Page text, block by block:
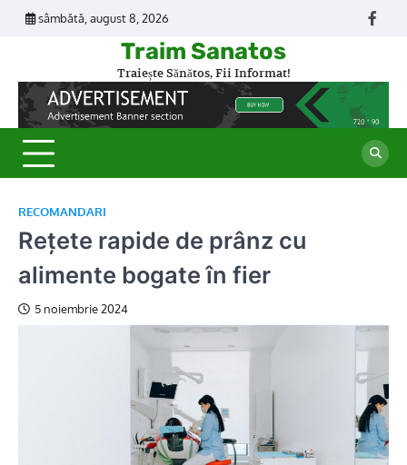
Skip
sâmbătă, august 8, 2026
Traim Sanatos
Traiește Sănătos, Fii Informat!
RECOMANDARI
Rețete rapide de prânz cu
alimente bogate în fier
5 noiembrie 2024